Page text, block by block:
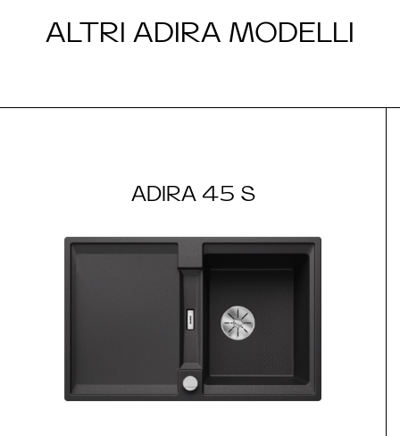
ALTRI ADIRA MODELLI
ADIRA 45 S